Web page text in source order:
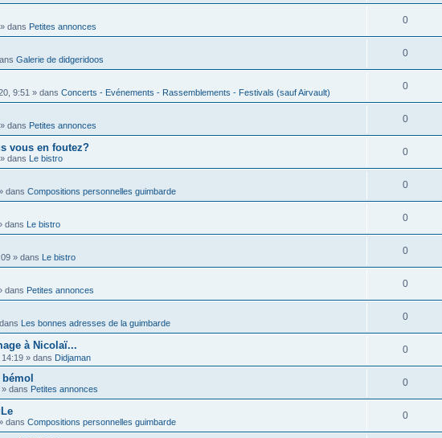
» dans Petites annonces
0
Galerie de didgeridoos
0
9:51 » dans Concerts - Evénements - Rassemblements - Festivals (sauf Airvault)
0
» dans Petites annonces
0
vous en foutez?
» dans Le bistro
0
dans Compositions personnelles guimbarde
0
dans Le bistro
0
» dans Le bistro
0
dans Petites annonces
0
Les bonnes adresses de la guimbarde
0
à Nicolaï...
» dans Didjaman
0
» dans Petites annonces
0
dans Compositions personnelles guimbarde
0